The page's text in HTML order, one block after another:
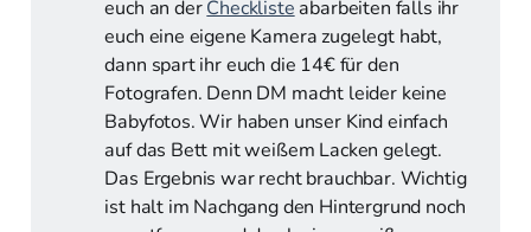
euch an derCheckliste abarbeiten falls ihr
euch eine eigene Kamera zugelegt habt,
dann spart ihr euch die 14€ für den
Fotografen. Denn DM macht leider keine
Babyfotos. Wir haben unser Kind einfach
auf das Bett mit weißem Lacken gelegt.
Das Ergebnis war recht brauchbar. Wichtig
ist halt im Nachgang den Hintergrund noch